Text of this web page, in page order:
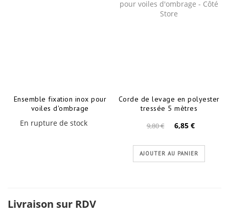
Ensemble fixation inox pour
voiles d'ombrage
En rupture de stock
Corde de levage en polyester
tressée 5 mètres
9,80 €
6,85 €
AJOUTER AU PANIER
Livraison sur RDV